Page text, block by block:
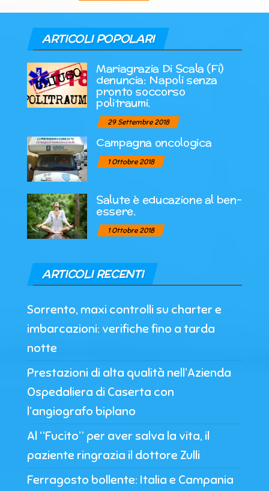
ARTICOLI POPOLARI
Mariagrazia Di Scala (Fi)
denuncia: Napoli senza
pronto soccorso
politraumi.
29 Settembre 2018
Campagna oncologica
1 Ottobre 2018
Salute è educazione al ben-
essere.
1 Ottobre 2018
ARTICOLI RECENTI
Sorrento, maxi controlli su charter e
imbarcazioni: verifiche fino a tarda
notte
Prestazioni di alta qualità nell’Azienda
Ospedaliera di Caserta con
l’angiografo biplano
Al “Fucito” per aver salva la vita, il
paziente ringrazia il dottore Zulli
Ferragosto bollente: Italia e Campania